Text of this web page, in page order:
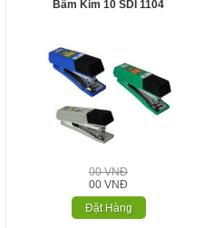
Bấm Kim 10 SDI 1104
00 VNĐ
00 VNĐ
Đặt Hàng